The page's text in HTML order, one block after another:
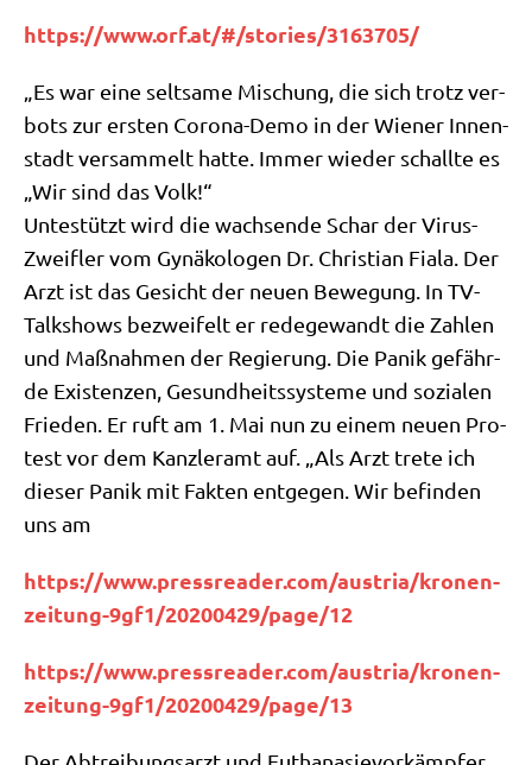
https://​www​.orf​.at/​#​/​s​t​o​r​i​e​s​/​3​1​6​3​7​05/
„Es war eine selt­sa­me Mischung, die sich trotz ver­
bots zur ersten Coro­na-Demo in der Wie­ner Innen­
stadt ver­sam­melt hat­te. Immer wie­der schall­te es
„Wir sind das Volk!“
Unte­stützt wird die wach­sen­de Schar der Virus-
Zweif­ler vom Gynä­ko­lo­gen Dr. Chri­sti­an Fia­la. Der
Arzt ist das Gesicht der neu­en Bewe­gung. In TV-
Talk­shows bezwei­felt er rede­ge­wandt die Zah­len
und Maß­nah­men der Regie­rung. Die Panik gefähr­
de Exi­sten­zen, Gesund­heits­sy­ste­me und sozia­len
Frie­den. Er ruft am 1. Mai nun zu einem neu­en Pro­
test vor dem Kanz­ler­amt auf. „Als Arzt tre­te ich
die­ser Panik mit Fak­ten ent­ge­gen. Wir befin­den
uns am
https://​www​.press​rea​der​.com/​a​u​s​t​r​i​a​/​k​r​o​n​e​n​-​
z​e​i​t​u​n​g​-​9​g​f​1​/​2​0​2​0​0​4​2​9​/​p​a​g​e​/12
https://​www​.press​rea​der​.com/​a​u​s​t​r​i​a​/​k​r​o​n​e​n​-​
z​e​i​t​u​n​g​-​9​g​f​1​/​2​0​2​0​0​4​2​9​/​p​a​g​e​/13